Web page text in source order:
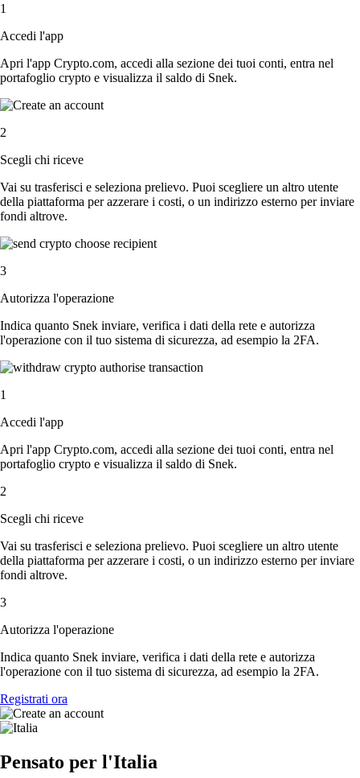
1
Accedi l'app
Apri l'app Crypto.com, accedi alla sezione dei tuoi conti, entra nel
portafoglio crypto e visualizza il saldo di Snek.
2
Scegli chi riceve
Vai su trasferisci e seleziona prelievo. Puoi scegliere un altro utente
della piattaforma per azzerare i costi, o un indirizzo esterno per inviare
fondi altrove.
3
Autorizza l'operazione
Indica quanto Snek inviare, verifica i dati della rete e autorizza
l'operazione con il tuo sistema di sicurezza, ad esempio la 2FA.
1
Accedi l'app
Apri l'app Crypto.com, accedi alla sezione dei tuoi conti, entra nel
portafoglio crypto e visualizza il saldo di Snek.
2
Scegli chi riceve
Vai su trasferisci e seleziona prelievo. Puoi scegliere un altro utente
della piattaforma per azzerare i costi, o un indirizzo esterno per inviare
fondi altrove.
3
Autorizza l'operazione
Indica quanto Snek inviare, verifica i dati della rete e autorizza
l'operazione con il tuo sistema di sicurezza, ad esempio la 2FA.
Registrati ora
Pensato per l'Italia